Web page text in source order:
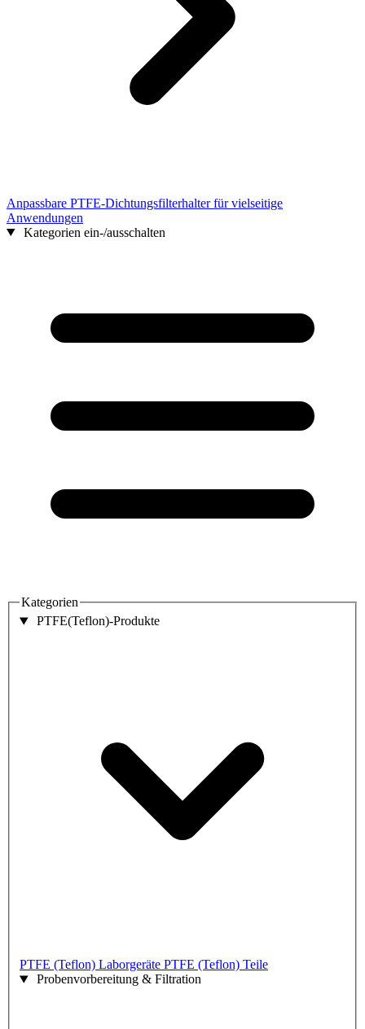
Anpassbare PTFE-Dichtungsfilterhalter für vielseitige
Anwendungen
Kategorien ein-/ausschalten
Kategorien
PTFE(Teflon)-Produkte
PTFE (Teflon) Laborgeräte PTFE (Teflon) Teile
Probenvorbereitung & Filtration